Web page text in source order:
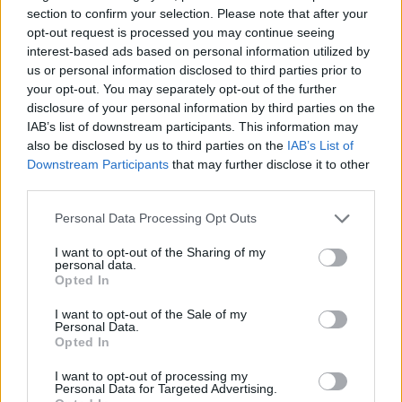
section to confirm your selection. Please note that after your
opt-out request is processed you may continue seeing
interest-based ads based on personal information utilized by
us or personal information disclosed to third parties prior to
your opt-out. You may separately opt-out of the further
disclosure of your personal information by third parties on the
IAB’s list of downstream participants. This information may
also be disclosed by us to third parties on the IAB’s List of
Downstream Participants that may further disclose it to other
Personal Data Processing Opt Outs
I want to opt-out of the Sharing of my
personal data.
Opted In
I want to opt-out of the Sale of my
Personal Data.
Opted In
I want to opt-out of processing my
Personal Data for Targeted Advertising.
Esim for Global
Esim for USA| Esim for Italy| Esim for Spain|Esim
for Turkey|Esim for Germany|Esim for Greece|